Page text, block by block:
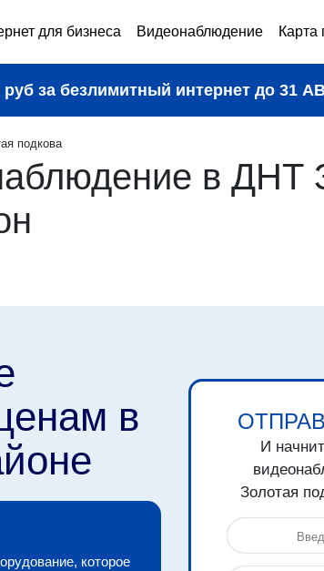
для бизнеса Видеонаблюдение Карта
руб за безлимитный интернет до 31
подкова
в ДНТ
в
которое
И
Золотая